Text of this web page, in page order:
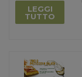
LEGGI
TUTTO